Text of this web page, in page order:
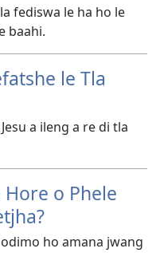
fediswa le ha ho le
baahi.
le Tla
a ileng a re di tla
Hore o Phele
ho amana jwang